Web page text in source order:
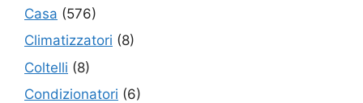
Casa (576)
Climatizzatori (8)
Coltelli (8)
Condizionatori (6)